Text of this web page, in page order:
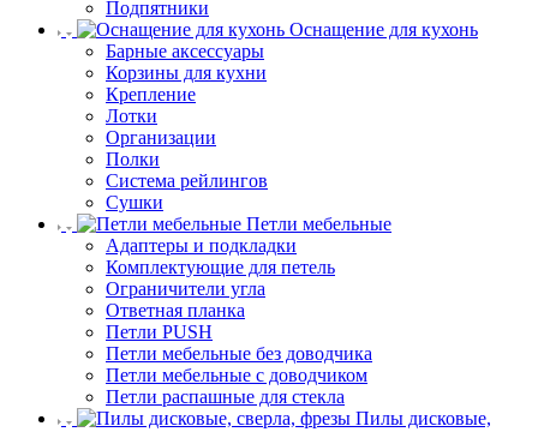
Подпятники
Оснащение для кухонь
Барные аксессуары
Корзины для кухни
Крепление
Лотки
Организации
Полки
Система рейлингов
Сушки
Петли мебельные
Адаптеры и подкладки
Комплектующие для петель
Ограничители угла
Ответная планка
Петли PUSH
Петли мебельные без доводчика
Петли мебельные с доводчиком
Петли распашные для стекла
Пилы дисковые,